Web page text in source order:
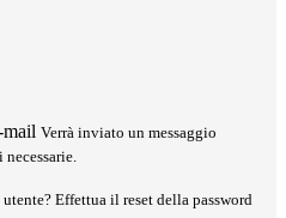
Verrà inviato un messaggio
Effettua il reset della password